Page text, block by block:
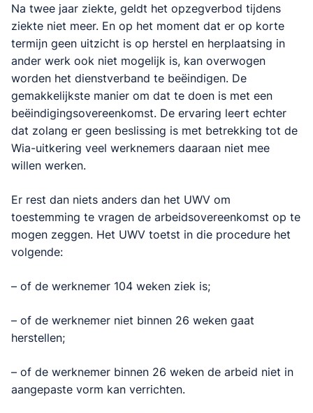
Na twee jaar ziekte, geldt het opzegverbod tijdens
ziekte niet meer. En op het moment dat er op korte
termijn geen uitzicht is op herstel en herplaatsing in
ander werk ook niet mogelijk is, kan overwogen
worden het dienstverband te beëindigen. De
gemakkelijkste manier om dat te doen is met een
beëindigingsovereenkomst. De ervaring leert echter
dat zolang er geen beslissing is met betrekking tot de
Wia-uitkering veel werknemers daaraan niet mee
willen werken.
Er rest dan niets anders dan het UWV om
toestemming te vragen de arbeidsovereenkomst op te
mogen zeggen. Het UWV toetst in die procedure het
volgende:
– of de werknemer 104 weken ziek is;
– of de werknemer niet binnen 26 weken gaat
herstellen;
– of de werknemer binnen 26 weken de arbeid niet in
aangepaste vorm kan verrichten.